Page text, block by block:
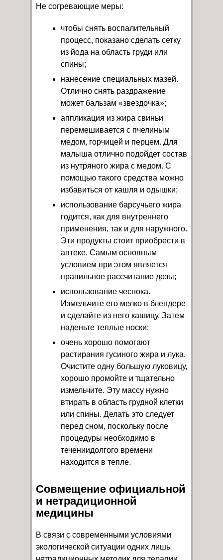
Не согревающие меры:
чтобы снять воспалительный
процесс, показано сделать сетку
из йода на область груди или
спины;
нанесение специальных мазей.
Отлично снять раздражение
может бальзам «звездочка»;
аппликация из жира свиньи
перемешивается с пчелиным
медом, горчицей и перцем. Для
малыша отлично подойдет состав
из нутряного жира с медом. С
помощью такого средства можно
избавиться от кашля и одышки;
использование барсучьего жира
годится, как для внутреннего
применения, так и для наружного.
Эти продукты стоит приобрести в
аптеке. Самым основным
условием при этом является
правильное рассчитание дозы;
использование чеснока.
Измельчите его мелко в блендере
и сделайте из него кашицу. Затем
наденьте теплые носки;
очень хорошо помогают
растирания гусиного жира и лука.
Очистите одну большую луковицу,
хорошо промойте и тщательно
измельчите. Эту массу нужно
втирать в область грудной клетки
или спины. Делать это следует
перед сном, поскольку после
процедуры необходимо в
течениидолгого времени
находится в тепле.
Совмещение официальной
и нетрадиционной
медицины
В связи с современными условиями
экологической ситуации одних лишь